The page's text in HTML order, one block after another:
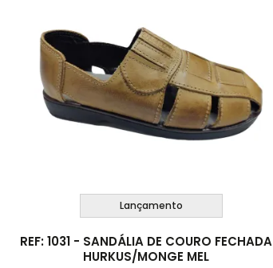
Lançamento
REF: 1031 - SANDÁLIA DE COURO FECHADA
HURKUS/MONGE MEL